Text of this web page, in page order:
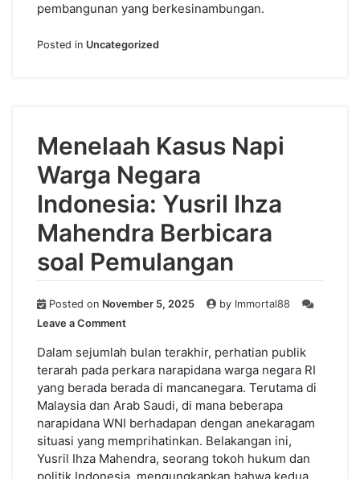
pembangunan yang berkesinambungan.
Posted in Uncategorized
Menelaah Kasus Napi
Warga Negara
Indonesia: Yusril Ihza
Mahendra Berbicara
soal Pemulangan
Posted on November 5, 2025 by Immortal88
Leave a Commenton
Kasus
Napi
Warga
Negara
Indonesia:
Yusril
Ihza
Mahendra
Berbicara
Dalam sejumlah bulan terakhir, perhatian publik
terarah pada perkara narapidana warga negara RI
yang berada berada di mancanegara. Terutama di
Malaysia dan Arab Saudi, di mana beberapa
narapidana WNI berhadapan dengan anekaragam
situasi yang memprihatinkan. Belakangan ini,
Yusril Ihza Mahendra, seorang tokoh hukum dan